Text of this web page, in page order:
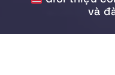
và